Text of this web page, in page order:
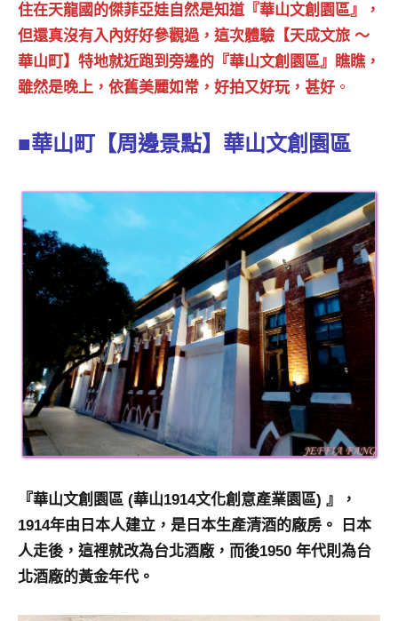
景
節
目
主
持、
窟
國
旅
遊
書
作
表
會
及
活
動
持、
企
業
住在天龍國的傑菲亞娃自然是知道『華山文創園區』，
但還真沒有入內好好參觀過，這次體驗【天成文旅 ～
華山町】特地就近跑到旁邊的『華山文創園區』瞧瞧，
雖然是晚上，依舊美麗如常，好拍又好玩，甚好 。
■華山町【周邊景點】華山文創園區
『華山文創園區 (華山1914文化創意產業園區) 』，
1914年由日本人建立，是日本生產清酒的廠房。 日本
人走後，這裡就改為台北酒廠，而後1950 年代則為台
北酒廠的黃金年代。